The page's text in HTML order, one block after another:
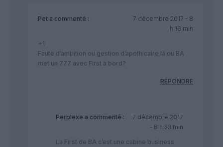
Pet a commenté :
7 décembre 2017 - 8
h 16 min
+1
Faute d’ambition ou gestion d’apothicaire là ou BA
met un 777 avec First à bord?
RÉPONDRE
Perplexe a commenté :
7 décembre 2017
- 8 h 33 min
La First de BA c’est une cabine business